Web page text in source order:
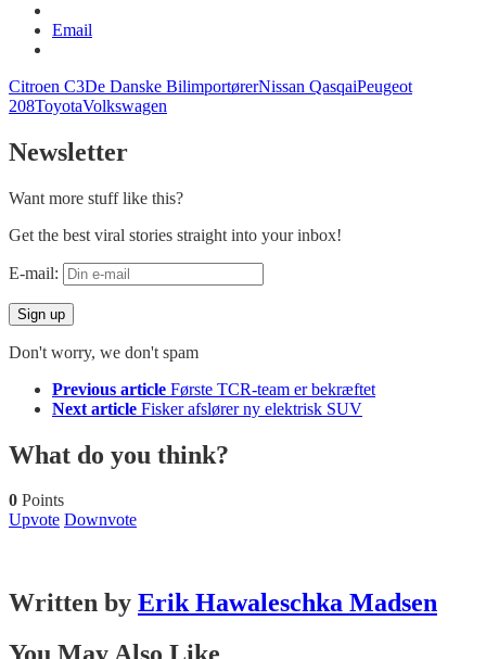
Email
Citroen C3De Danske BilimportørerNissan QasqaiPeugeot
208ToyotaVolkswagen
Newsletter
Want more stuff like this?
Get the best viral stories straight into your inbox!
E-mail:
Don't worry, we don't spam
more
Previous article Første TCR-team er bekræftet
Next article Fisker afslører ny elektrisk SUV
What do you think?
0 Points
Upvote Downvote
Written by Erik Hawaleschka Madsen